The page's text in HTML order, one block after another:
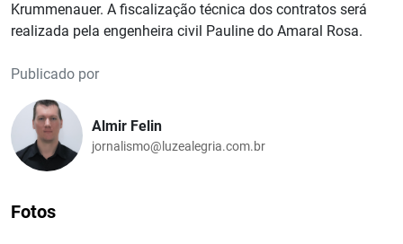
Krummenauer. A fiscalização técnica dos contratos será
realizada pela engenheira civil Pauline do Amaral Rosa.
Publicado por
Almir Felin
jornalismo@luzealegria.com.br
Fotos